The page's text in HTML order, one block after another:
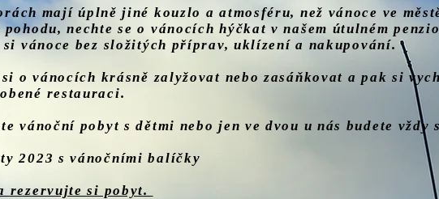
mají úplně jiné kouzlo a atmosféru, než vánoce ve
nechte se o vánocích hýčkat v našem útulném
vánoce bez složitých příprav, uklízení a nakupování.
o vánocích krásně zalyžovat nebo zasáňkovat a pak si
restauraci.
vánoční pobyt s dětmi nebo jen ve dvou u nás budete vždy
2023 s vánočními balíčky
rezervujte si pobyt.